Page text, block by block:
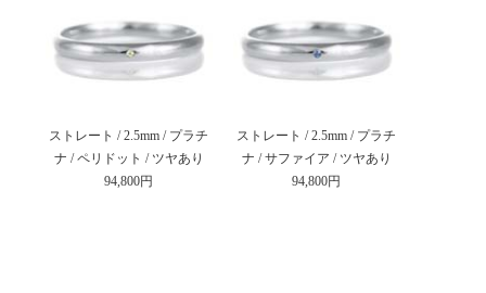
ストレート / 2.5mm / プラチ
ナ / ペリドット / ツヤあり
94,800円
ストレート / 2.5mm / プラチ
ナ / サファイア / ツヤあり
94,800円